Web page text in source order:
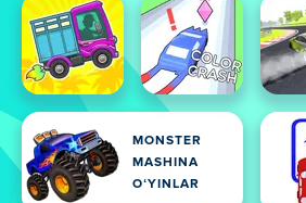
MONSTER
MASHINA
OʻYINLAR